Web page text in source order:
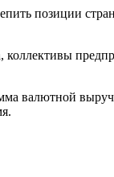
позиции
коллективы
валютной